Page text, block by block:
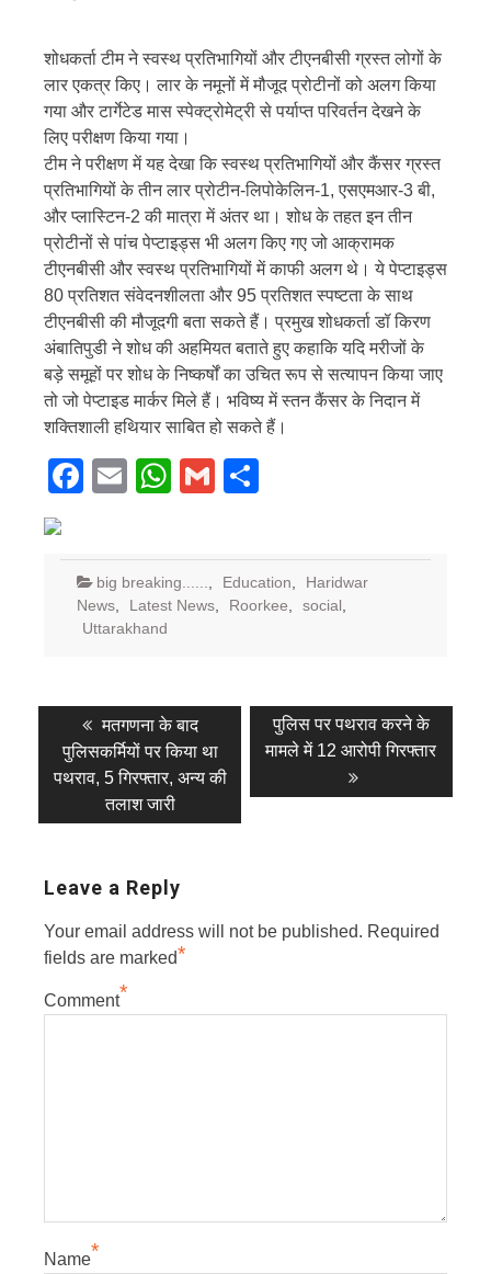
शोधकर्ता टीम ने स्वस्थ प्रतिभागियों और टीएनबीसी ग्रस्त लोगों के
लार एकत्र किए। लार के नमूनों में मौजूद प्रोटीनों को अलग किया
गया और टार्गेटेड मास स्पेक्ट्रोमेट्री से पर्याप्त परिवर्तन देखने के
लिए परीक्षण किया गया।
टीम ने परीक्षण में यह देखा कि स्वस्थ प्रतिभागियों और कैंसर ग्रस्त
प्रतिभागियों के तीन लार प्रोटीन-लिपोकेलिन-1, एसएमआर-3 बी,
और प्लास्टिन-2 की मात्रा में अंतर था। शोध के तहत इन तीन
प्रोटीनों से पांच पेप्टाइड्स भी अलग किए गए जो आक्रामक
टीएनबीसी और स्वस्थ प्रतिभागियों में काफी अलग थे। ये पेप्टाइड्स
80 प्रतिशत संवेदनशीलता और 95 प्रतिशत स्पष्टता के साथ
टीएनबीसी की मौजूदगी बता सकते हैं। प्रमुख शोधकर्ता डॉ किरण
अंबातिपुडी ने शोध की अहमियत बताते हुए कहाकि यदि मरीजों के
बड़े समूहों पर शोध के निष्कर्षों का उचित रूप से सत्यापन किया जाए
तो जो पेप्टाइड मार्कर मिले हैं। भविष्य में स्तन कैंसर के निदान में
शक्तिशाली हथियार साबित हो सकते हैं।
Facebook
EmailWhatsApp
Gmail
big breaking...... Education
Haridwar
News
Latest News Roorkee social
Uttarakhand
Post
navigation
Previous
post:
मतगणना के बाद
पुलिसकर्मियों पर किया था
पथराव, 5 गिरफ्तार, अन्य की
तलाश जारी
Next
post:
पुलिस पर पथराव करने के
मामले में 12 आरोपी गिरफ्तार
Leave a Reply
Your email address will not be published. Required
fields are marked*
Comment*
Name*